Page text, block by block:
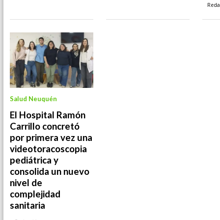
El Hospital Ramón
Carrillo concretó
por primera vez una
videotoracoscopia
pediátrica y
consolida un nuevo
nivel de
complejidad
sanitaria
Salud Neuquén